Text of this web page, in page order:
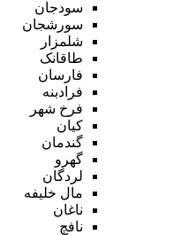
سودجان
سورشجان
شلمزار
طاقانک
فارسان
فرادبنه
فرخ شهر
کیان
گندمان
گهرو
لردگان
مال خلیفه
ناغان
نافچ